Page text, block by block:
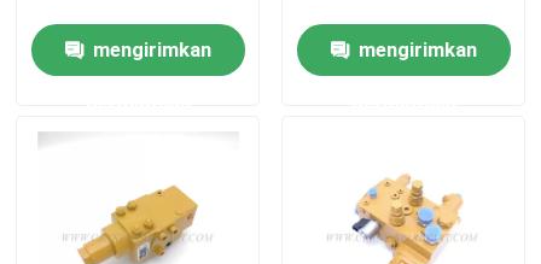
Tentang kita
mengirimkan mengirimkan